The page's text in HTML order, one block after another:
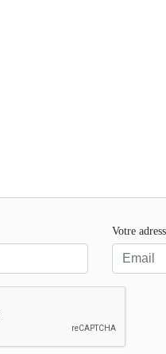
Votre